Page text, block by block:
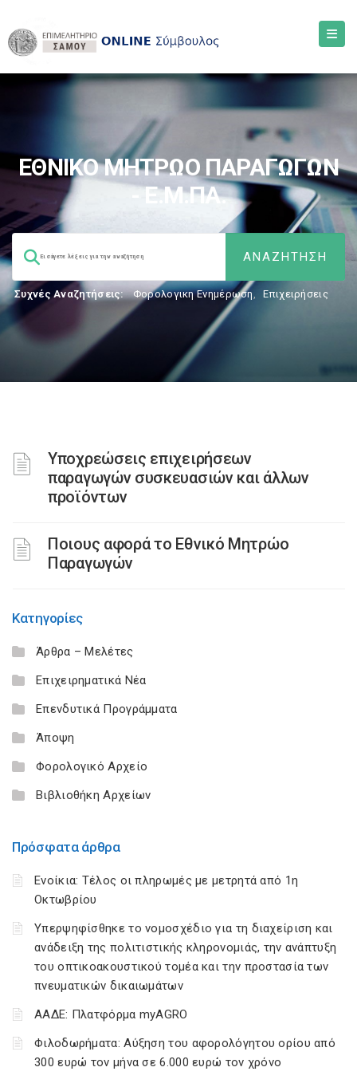
ΕΘΝΙΚΟ ΜΗΤΡΩΟ ΠΑΡΑΓΩΓΩΝ
- Ε.Μ.ΠΑ.
Συχνές Αναζητήσεις: Φορολογικη Ενημέρωση, Επιχειρήσεις
Υποχρεώσεις επιχειρήσεων
παραγωγών συσκευασιών και άλλων
προϊόντων
Ποιους αφορά το Εθνικό Μητρώο
Παραγωγών
Κατηγορίες
Άρθρα – Μελέτες
Επιχειρηματικά Νέα
Επενδυτικά Προγράμματα
Άποψη
Φορολογικό Αρχείο
Βιβλιοθήκη Αρχείων
Πρόσφατα άρθρα
Ενοίκια: Τέλος οι πληρωμές με μετρητά από 1η
Οκτωβρίου
Υπερψηφίσθηκε το νομοσχέδιο για τη διαχείριση και
ανάδειξη της πολιτιστικής κληρονομιάς, την ανάπτυξη
του οπτικοακουστικού τομέα και την προστασία των
πνευματικών δικαιωμάτων
ΑΑΔΕ: Πλατφόρμα myAGRO
Φιλοδωρήματα: Αύξηση του αφορολόγητου ορίου από
300 ευρώ τον μήνα σε 6.000 ευρώ τον χρόνο